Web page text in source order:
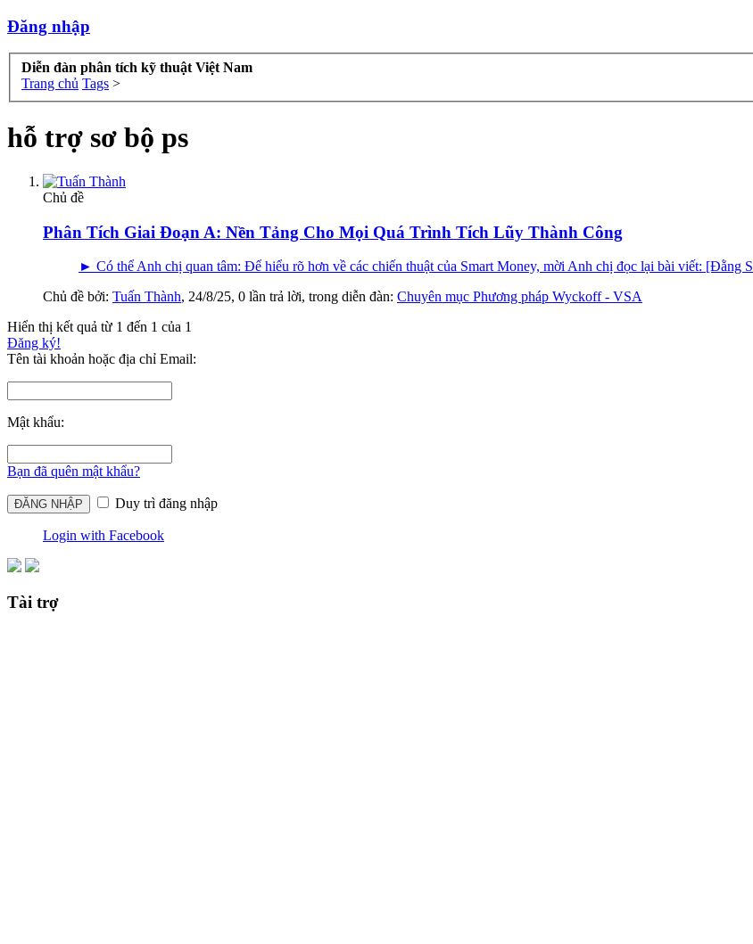
Đăng nhập
Diễn đàn phân tích kỹ thuật Việt Nam
Trang chủ Tags >
hỗ trợ sơ bộ ps
Chủ đề
Phân Tích Giai Đoạn A: Nền Tảng Cho Mọi Quá Trình Tích Lũy Thành Công
► Có thể Anh chị quan tâm: Để hiểu rõ hơn về các chiến thuật của Smart Money, mời Anh chị đọc lại bài viết: [Đằng
Chủ đề bởi: Tuấn Thành, 24/8/25, 0 lần trả lời, trong diễn đàn: Chuyên mục Phương pháp Wyckoff - VSA
Hiển thị kết quả từ 1 đến 1 của 1
Đăng ký!
Tên tài khoản hoặc địa chỉ Email:
Mật khẩu:
Bạn đã quên mật khẩu?
Duy trì đăng nhập
Login with Facebook
Tài trợ